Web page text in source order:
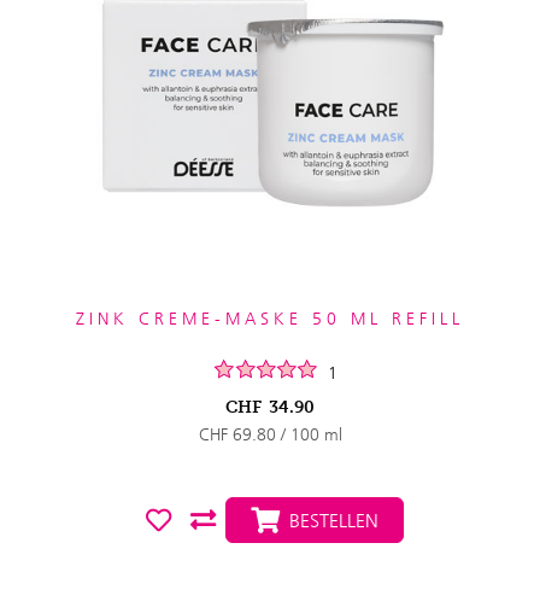
ZINK CREME-MASKE 50 ML REFILL
1
CHF 34.90
CHF 69.80 / 100 ml
BESTELLEN